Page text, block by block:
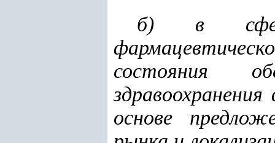
б) в сфере
состояния
основе